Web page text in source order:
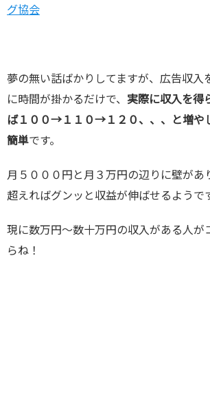
グ協会
夢の無い話ばかりしてますが、広告収
に時間が掛かるだけで、 実際に収入を得
ば１００→１１０→１２０、、、と増や
簡単です。
月５０００円と月３万円の辺りに壁があ
超えればグンッと収益が伸ばせるようで
現に数万円～数十万円の収入がある人が
らね！